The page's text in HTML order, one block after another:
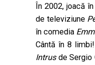
În 2002, joacă
de televiziune
în comedia
Cântă în 8
Intrus de Sergio